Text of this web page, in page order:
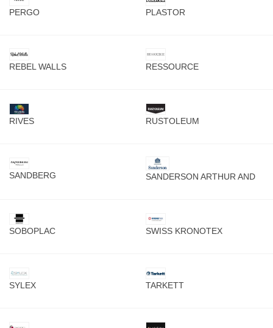
PERGO PLASTOR
REBEL WALLS RESSOURCE
RIVES RUSTOLEUM
SANDBERG
SANDERSON ARTHUR AND
SOBOPLAC SWISS KRONOTEX
SYLEX TARKETT